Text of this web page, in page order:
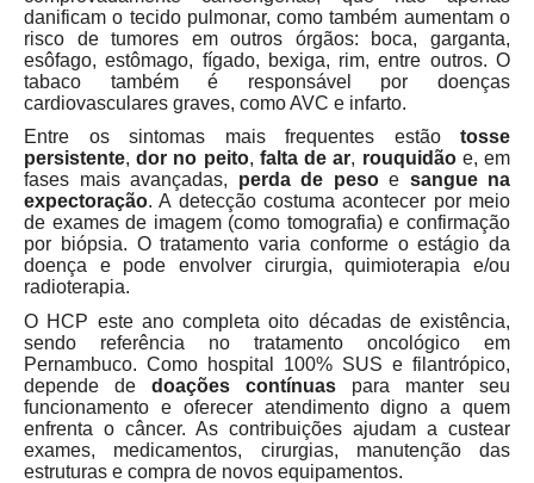
danificam o tecido pulmonar, como também aumentam o
risco de tumores em outros órgãos: boca, garganta,
esôfago, estômago, fígado, bexiga, rim, entre outros. O
tabaco também é responsável por doenças
cardiovasculares graves, como AVC e infarto.
Entre os sintomas mais frequentes estão tosse
persistente,dor no peito, falta de ar, rouquidãoe, em
fases mais avançadas, perda de pesoe sangue na
expectoração. A detecção costuma acontecer por meio
de exames de imagem (como tomografia) e confirmação
por biópsia. O tratamento varia conforme o estágio da
doença e pode envolver cirurgia, quimioterapia e/ou
radioterapia.
O HCP este ano completa oito décadas de existência,
sendo referência no tratamento oncológico em
Pernambuco. Como hospital 100% SUS e filantrópico,
depende de doações contínuas para manter seu
funcionamento e oferecer atendimento digno a quem
enfrenta o câncer. As contribuições ajudam a custear
exames, medicamentos, cirurgias, manutenção das
estruturas e compra de novos equipamentos.